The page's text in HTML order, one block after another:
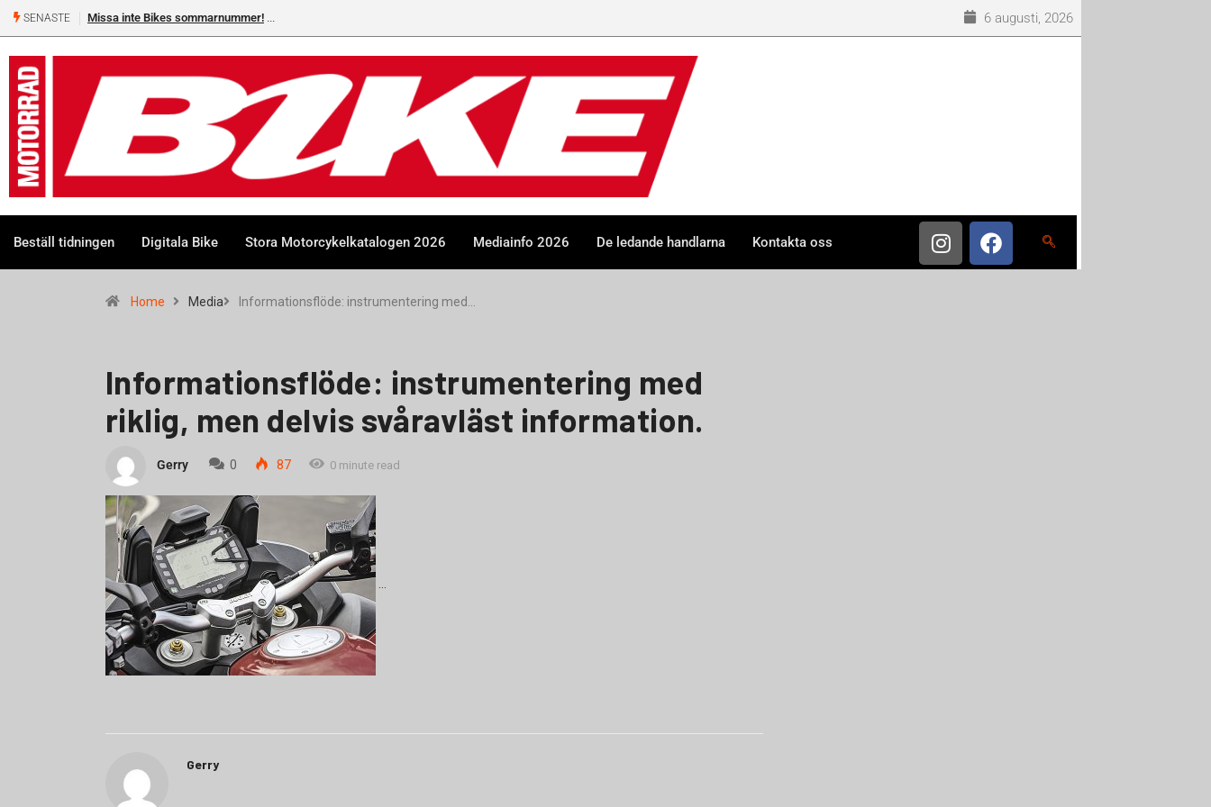
SENASTE Missa inte Bikes sommarnummer! 6 augusti, 2026
Beställ tidningen Digitala Bike Stora Motorcykelkatalogen 2026 Mediainfo 2026 De ledande handlarna Kontakta oss
Home Media Informationsflöde: instrumentering med…
Informationsflöde: instrumentering med
riklig, men delvis svåravläst information.
Gerry 0 87 0 minute read
Gerry